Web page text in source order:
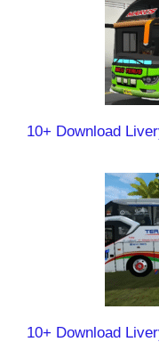
10+ Download
10+ Download